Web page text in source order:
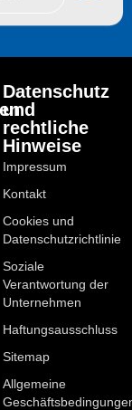
Datenschutz
und
rechtliche
Hinweise
Impressum
Kontakt
Cookies und
Datenschutzrichtlinie
Soziale
Verantwortung der
Unternehmen
Haftungsausschluss
Sitemap
Allgemeine